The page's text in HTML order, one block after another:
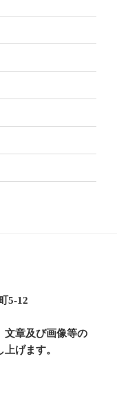
5-12
文章及び画像等の
げます。